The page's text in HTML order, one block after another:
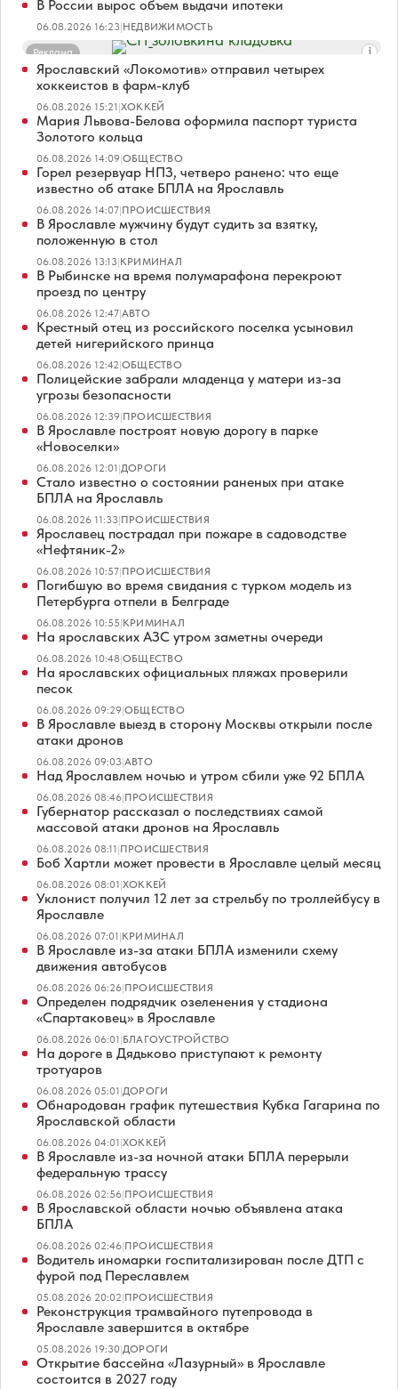
В России вырос объем выдачи ипотеки
06.08.2026 16:23|НЕДВИЖИМОСТЬ
Реклама
Ярославский «Локомотив» отправил четырех
хоккеистов в фарм-клуб
06.08.2026 15:21|ХОККЕЙ
Мария Львова-Белова оформила паспорт туриста
Золотого кольца
06.08.2026 14:09|ОБЩЕСТВО
Горел резервуар НПЗ, четверо ранено: что еще
известно об атаке БПЛА на Ярославль
06.08.2026 14:07|ПРОИСШЕСТВИЯ
В Ярославле мужчину будут судить за взятку,
положенную в стол
06.08.2026 13:13|КРИМИНАЛ
В Рыбинске на время полумарафона перекроют
проезд по центру
06.08.2026 12:47|АВТО
Крестный отец из российского поселка усыновил
детей нигерийского принца
06.08.2026 12:42|ОБЩЕСТВО
Полицейские забрали младенца у матери из-за
угрозы безопасности
06.08.2026 12:39|ПРОИСШЕСТВИЯ
В Ярославле построят новую дорогу в парке
«Новоселки»
06.08.2026 12:01|ДОРОГИ
Стало известно о состоянии раненых при атаке
БПЛА на Ярославль
06.08.2026 11:33|ПРОИСШЕСТВИЯ
Ярославец пострадал при пожаре в садоводстве
«Нефтяник-2»
06.08.2026 10:57|ПРОИСШЕСТВИЯ
Погибшую во время свидания с турком модель из
Петербурга отпели в Белграде
06.08.2026 10:55|КРИМИНАЛ
На ярославских АЗС утром заметны очереди
06.08.2026 10:48|ОБЩЕСТВО
На ярославских официальных пляжах проверили
песок
06.08.2026 09:29|ОБЩЕСТВО
В Ярославле выезд в сторону Москвы открыли после
атаки дронов
06.08.2026 09:03|АВТО
Над Ярославлем ночью и утром сбили уже 92 БПЛА
06.08.2026 08:46|ПРОИСШЕСТВИЯ
Губернатор рассказал о последствиях самой
массовой атаки дронов на Ярославль
06.08.2026 08:11|ПРОИСШЕСТВИЯ
Боб Хартли может провести в Ярославле целый месяц
06.08.2026 08:01|ХОККЕЙ
Уклонист получил 12 лет за стрельбу по троллейбусу в
Ярославле
06.08.2026 07:01|КРИМИНАЛ
В Ярославле из-за атаки БПЛА изменили схему
движения автобусов
06.08.2026 06:26|ПРОИСШЕСТВИЯ
Определен подрядчик озеленения у стадиона
«Спартаковец» в Ярославле
06.08.2026 06:01|БЛАГОУСТРОЙСТВО
На дороге в Дядьково приступают к ремонту
тротуаров
06.08.2026 05:01|ДОРОГИ
Обнародован график путешествия Кубка Гагарина по
Ярославской области
06.08.2026 04:01|ХОККЕЙ
В Ярославле из-за ночной атаки БПЛА перерыли
федеральную трассу
06.08.2026 02:56|ПРОИСШЕСТВИЯ
В Ярославской области ночью объявлена атака
БПЛА
06.08.2026 02:46|ПРОИСШЕСТВИЯ
Водитель иномарки госпитализирован после ДТП с
фурой под Переславлем
05.08.2026 20:02|ПРОИСШЕСТВИЯ
Реконструкция трамвайного путепровода в
Ярославле завершится в октябре
05.08.2026 19:30|ДОРОГИ
Открытие бассейна «Лазурный» в Ярославле
состоится в 2027 году